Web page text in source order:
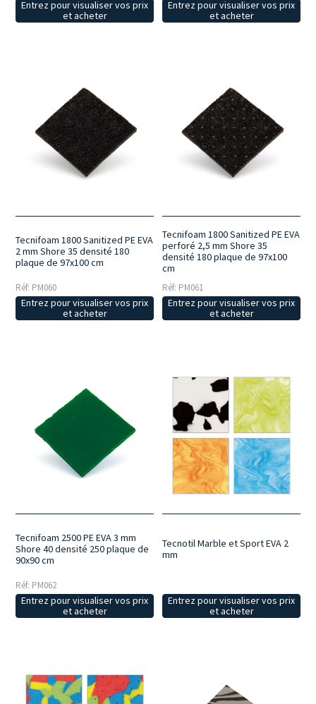
Entrez pour visualiser vos prix
et acheter
Entrez pour visualiser vos prix
et acheter
Tecnifoam 1800 Sanitized PE EVA
2 mm Shore 35 densité 180
plaque de 97x100 cm
Réf: PM060
Entrez pour visualiser vos prix
et acheter
Tecnifoam 1800 Sanitized PE EVA
perforé 2,5 mm Shore 35
densité 180 plaque de 97x100
cm
Réf: PM061
Entrez pour visualiser vos prix
et acheter
Tecnifoam 2500 PE EVA 3 mm
Shore 40 densité 250 plaque de
90x90 cm
Réf: PM062
Entrez pour visualiser vos prix
et acheter
Tecnotil Marble et Sport EVA 2
mm
Entrez pour visualiser vos prix
et acheter